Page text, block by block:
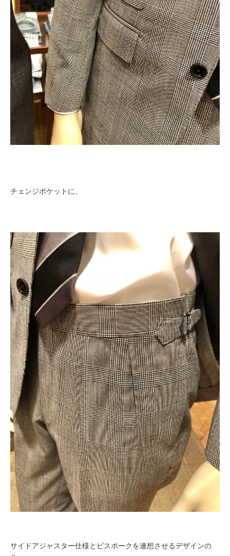
チェンジポケットに、
サイドアジャスター仕様とビスポークを連想させるデザインの